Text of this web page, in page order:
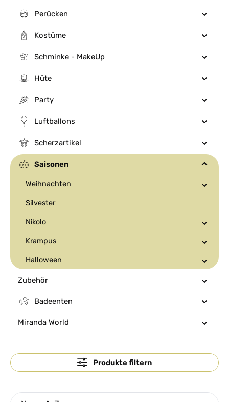
Perücken
Kostüme
Schminke - MakeUp
Hüte
Party
Luftballons
Scherzartikel
Saisonen
Weihnachten
Silvester
Nikolo
Krampus
Halloween
Zubehör
Badeenten
Miranda World
Produkte filtern